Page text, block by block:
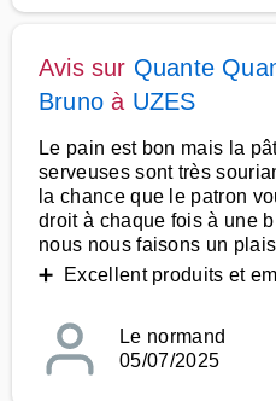
Avis sur Quante
Bruno à UZES
Le pain est bon mais la
serveuses sont très
la chance que le patron
droit à chaque fois à une
nous nous faisons un
➕ Excellent produits et
Le normand
05/07/2025